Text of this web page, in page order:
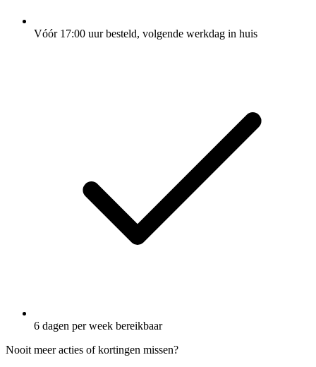
Vóór 17:00 uur besteld, volgende werkdag in huis
6 dagen per week bereikbaar
Nooit meer acties of kortingen missen?